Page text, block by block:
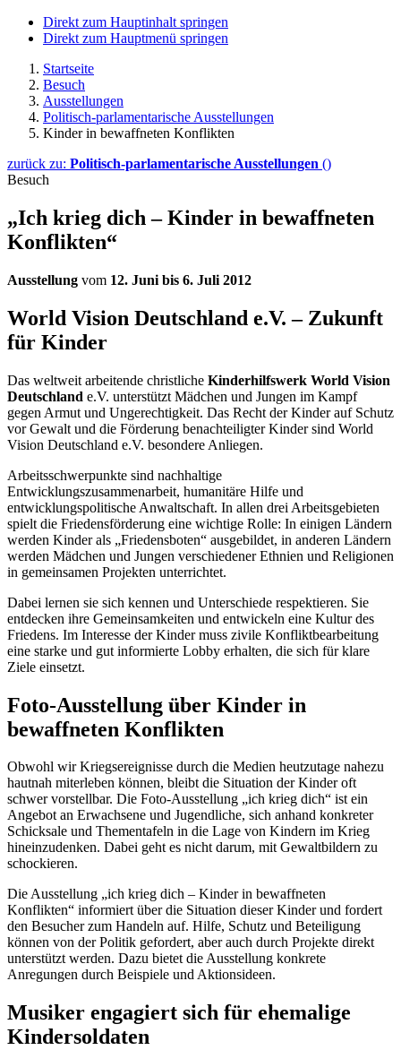
Direkt zum Hauptinhalt springen
Direkt zum Hauptmenü springen
Startseite
Besuch
Ausstellungen
Politisch-parlamentarische Ausstellungen
Kinder in bewaffneten Konflikten
zurück zu: Politisch-parlamentarische Ausstellungen ()
Besuch
„Ich krieg dich – Kinder in bewaffneten
Konflikten“
Ausstellung vom 12. Juni bis 6. Juli 2012
World Vision Deutschland e.V. – Zukunft
für Kinder
Das weltweit arbeitende christliche Kinderhilfswerk World Vision
Deutschland e.V. unterstützt Mädchen und Jungen im Kampf
gegen Armut und Ungerechtigkeit. Das Recht der Kinder auf Schutz
vor Gewalt und die Förderung benachteiligter Kinder sind World
Vision Deutschland e.V. besondere Anliegen.
Arbeitsschwerpunkte sind nachhaltige
Entwicklungszusammenarbeit, humanitäre Hilfe und
entwicklungspolitische Anwaltschaft. In allen drei Arbeitsgebieten
spielt die Friedensförderung eine wichtige Rolle: In einigen Ländern
werden Kinder als „Friedensboten“ ausgebildet, in anderen Ländern
werden Mädchen und Jungen verschiedener Ethnien und Religionen
in gemeinsamen Projekten unterrichtet.
Dabei lernen sie sich kennen und Unterschiede respektieren. Sie
entdecken ihre Gemeinsamkeiten und entwickeln eine Kultur des
Friedens. Im Interesse der Kinder muss zivile Konfliktbearbeitung
eine starke und gut informierte Lobby erhalten, die sich für klare
Ziele einsetzt.
Foto-Ausstellung über Kinder in
bewaffneten Konflikten
Obwohl wir Kriegsereignisse durch die Medien heutzutage nahezu
hautnah miterleben können, bleibt die Situation der Kinder oft
schwer vorstellbar. Die Foto-Ausstellung „ich krieg dich“ ist ein
Angebot an Erwachsene und Jugendliche, sich anhand konkreter
Schicksale und Thementafeln in die Lage von Kindern im Krieg
hineinzudenken. Dabei geht es nicht darum, mit Gewaltbildern zu
schockieren.
Die Ausstellung „ich krieg dich – Kinder in bewaffneten
Konflikten“ informiert über die Situation dieser Kinder und fordert
den Besucher zum Handeln auf. Hilfe, Schutz und Beteiligung
können von der Politik gefordert, aber auch durch Projekte direkt
unterstützt werden. Dazu bietet die Ausstellung konkrete
Anregungen durch Beispiele und Aktionsideen.
Musiker engagiert sich für ehemalige
Kindersoldaten